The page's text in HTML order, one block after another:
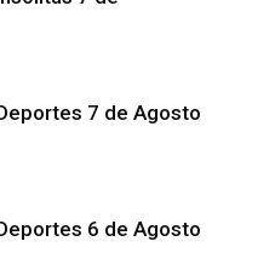
Deportes 7 de Agosto
Deportes 6 de Agosto